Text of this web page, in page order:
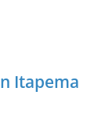
Itapema